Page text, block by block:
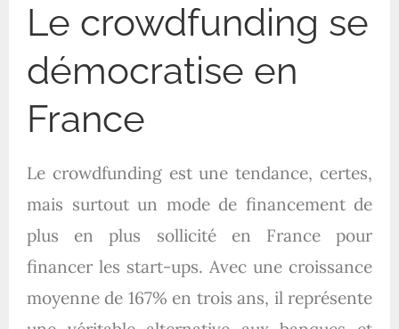
Le crowdfunding se
démocratise en
France
Le crowdfunding est une tendance, certes,
mais surtout un mode de financement de
plus en plus sollicité en France pour
financer les start-ups. Avec une croissance
moyenne de 167% en trois ans, il représente